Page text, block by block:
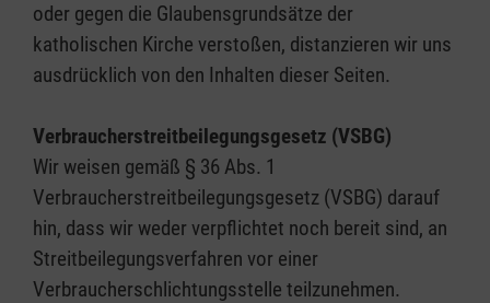
oder gegen die Glaubensgrundsätze der
katholischen Kirche verstoßen, distanzieren wir uns
ausdrücklich von den Inhalten dieser Seiten.
Verbraucherstreitbeilegungsgesetz (VSBG)
Wir weisen gemäß § 36 Abs. 1
Verbraucherstreitbeilegungsgesetz (VSBG) darauf
hin, dass wir weder verpflichtet noch bereit sind, an
Streitbeilegungsverfahren vor einer
Verbraucherschlichtungsstelle teilzunehmen.